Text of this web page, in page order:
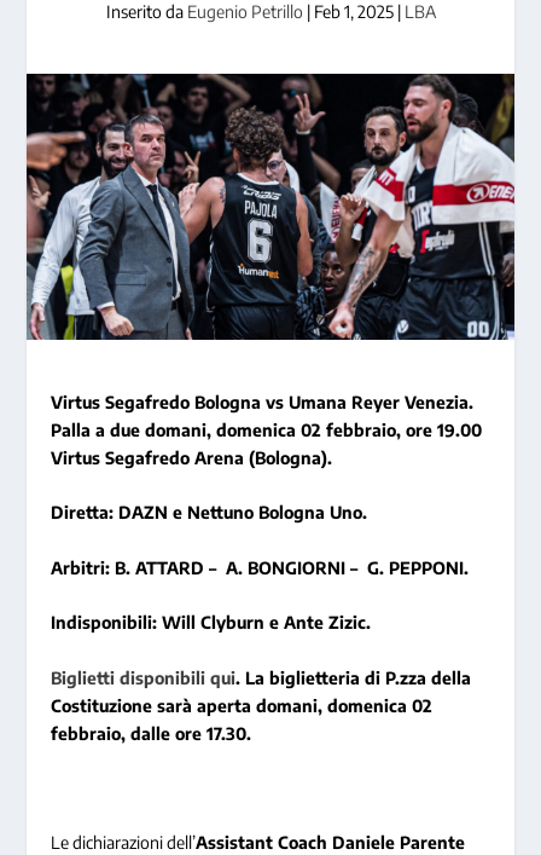
Inserito da Eugenio Petrillo | Feb 1, 2025| LBA
Virtus Segafredo Bologna vs Umana Reyer Venezia.
Palla a due domani, domenica 02 febbraio, ore 19.00
Virtus Segafredo Arena (Bologna).
Diretta: DAZN e Nettuno Bologna Uno.
Arbitri: B. ATTARD –A. BONGIORNI –G. PEPPONI.
Indisponibili: Will Clyburn e Ante Zizic.
Biglietti disponibili qui. La biglietteria di P.zza della
Costituzione sarà aperta domani, domenica 02
febbraio, dalle ore 17.30.
Le dichiarazioni dell’Assistant Coach Daniele Parente